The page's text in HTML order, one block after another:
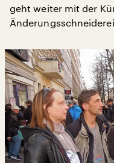
geht weiter mit der